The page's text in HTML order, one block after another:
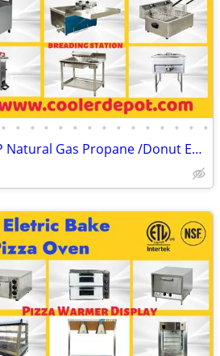
• • • • • • • • • • • • • • •
Electric Deep Fryer LP Natural Gas Propane /Donut Equipment/Oil Filter